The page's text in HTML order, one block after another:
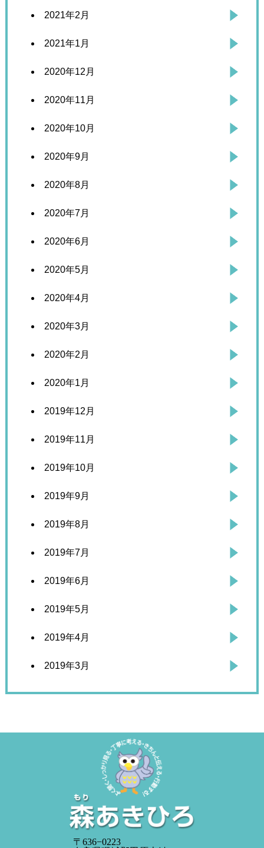
2021年2月
2021年1月
2020年12月
2020年11月
2020年10月
2020年9月
2020年8月
2020年7月
2020年6月
2020年5月
2020年4月
2020年3月
2020年2月
2020年1月
2019年12月
2019年11月
2019年10月
2019年9月
2019年8月
2019年7月
2019年6月
2019年5月
2019年4月
2019年3月
〒636−0223